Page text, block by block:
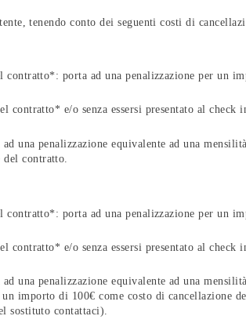
tenendo conto dei seguenti costi di
contratto*: porta ad una penalizzazione per un
contratto* e/o senza essersi presentato al
una penalizzazione equivalente ad una
contratto.
contratto*: porta ad una penalizzazione per un
contratto* e/o senza essersi presentato al
una penalizzazione equivalente ad una
importo di 100€ come costo di cancellazione
sostituto contattaci).